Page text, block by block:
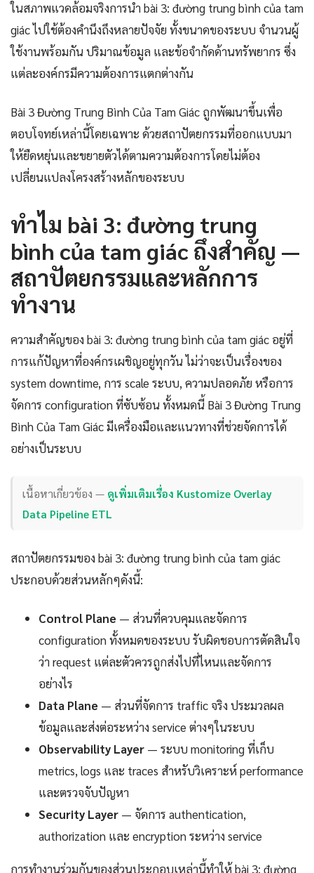
ในสภาพแวดล้อมจริงการนำ bài 3: đường trung bình của tam
giác ไปใช้ต้องคำนึงถึงหลายปัจจัย ทั้งขนาดของระบบ จำนวนผู้
ใช้งานพร้อมกัน ปริมาณข้อมูล และข้อจำกัดด้านทรัพยากร ซึ่ง
แต่ละองค์กรมีความต้องการแตกต่างกัน
Bài 3 Đường Trung Bình Của Tam Giác ถูกพัฒนาขึ้นเพื่อ
ตอบโจทย์เหล่านี้โดยเฉพาะ ด้วยสถาปัตยกรรมที่ออกแบบมา
ให้ยืดหยุ่นและขยายตัวได้ตามความต้องการโดยไม่ต้อง
เปลี่ยนแปลงโครงสร้างหลักของระบบ
ทำไม bài 3: đường trung
bình của tam giác ถึงสำคัญ —
สถาปัตยกรรมและหลักการ
ทำงาน
ความสำคัญของ bài 3: đường trung bình của tam giác อยู่ที่
การแก้ปัญหาที่องค์กรเผชิญอยู่ทุกวัน ไม่ว่าจะเป็นเรื่องของ
system downtime, การ scale ระบบ, ความปลอดภัย หรือการ
จัดการ configuration ที่ซับซ้อน ทั้งหมดนี้ Bài 3 Đường Trung
Bình Của Tam Giác มีเครื่องมือและแนวทางที่ช่วยจัดการได้
อย่างเป็นระบบ
เนื้อหาเกี่ยวข้อง — ดูเพิ่มเติมเรื่อง Kustomize Overlay
Data Pipeline ETL
สถาปัตยกรรมของ bài 3: đường trung bình của tam giác
ประกอบด้วยส่วนหลักๆดังนี้:
Control Plane — ส่วนที่ควบคุมและจัดการ
configuration ทั้งหมดของระบบ รับผิดชอบการตัดสินใจ
ว่า request แต่ละตัวควรถูกส่งไปที่ไหนและจัดการ
อย่างไร
Data Plane — ส่วนที่จัดการ traffic จริง ประมวลผล
ข้อมูลและส่งต่อระหว่าง service ต่างๆในระบบ
Observability Layer — ระบบ monitoring ที่เก็บ
metrics, logs และ traces สำหรับวิเคราะห์ performance
และตรวจจับปัญหา
Security Layer — จัดการ authentication,
authorization และ encryption ระหว่าง service
การทำงานร่วมกันของส่วนประกอบเหล่านี้ทำให้ bài 3: đường